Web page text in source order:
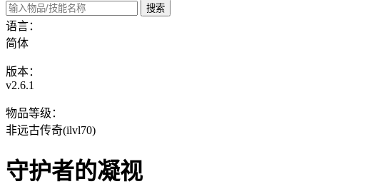
语言：
简体
版本：
v2.6.1
物品等级：
非远古传奇(ilvl70)
守护者的凝视